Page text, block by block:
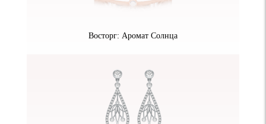
Восторг: Аромат Солнца